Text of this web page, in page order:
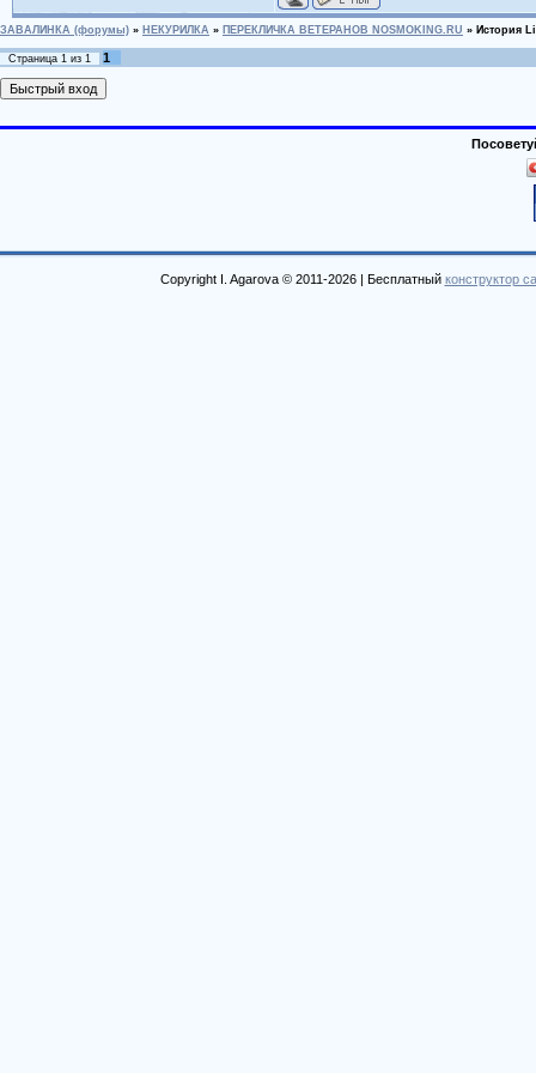
ЗАВАЛИНКА (форумы) » НЕКУРИЛКА » ПЕРЕКЛИЧКА ВЕТЕРАНОВ NOSMOKING.RU » История
Страница 1 из 1 1
Copyright I. Agarova © 2011-2026 | Бесплатный конструктор